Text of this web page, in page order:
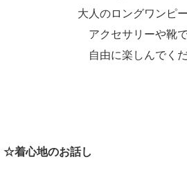
大人のロングワンピ
アクセサリーや靴
自由に楽しんでく
☆着心地のお話し